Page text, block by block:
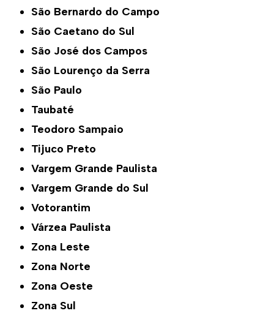
São Bernardo do Campo
São Caetano do Sul
São José dos Campos
São Lourenço da Serra
São Paulo
Taubaté
Teodoro Sampaio
Tijuco Preto
Vargem Grande Paulista
Vargem Grande do Sul
Votorantim
Várzea Paulista
Zona Leste
Zona Norte
Zona Oeste
Zona Sul